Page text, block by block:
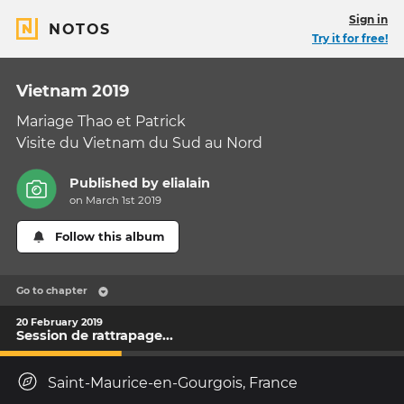
NOTOS
Sign in
Try it for free!
Vietnam 2019
Mariage Thao et Patrick
Visite du Vietnam du Sud au Nord
Published byelialain
on March 1st 2019
Follow this album
Go to chapter
20 February 2019
Session de rattrapage...
Saint-Maurice-en-Gourgois, France